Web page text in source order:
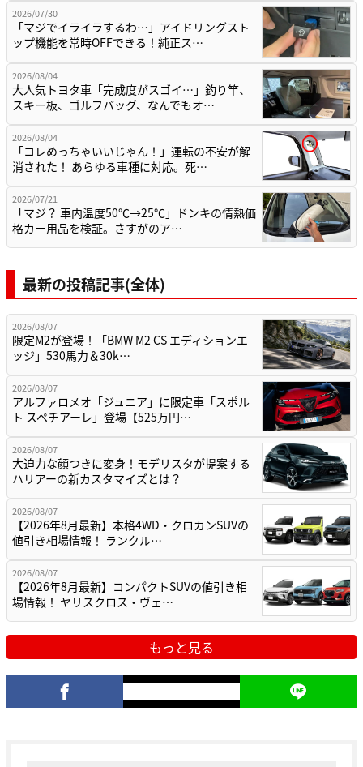
2026/07/30
「マジでイライラするわ…」アイドリングスト
ップ機能を常時OFFできる！純正ス…
2026/08/04
大人気トヨタ車「完成度がスゴイ…」釣り竿、
スキー板、ゴルフバッグ、なんでもオ…
2026/08/04
「コレめっちゃいいじゃん！」運転の不安が解
消された！ あらゆる車種に対応。死…
2026/07/21
「マジ？ 車内温度50℃→25℃」ドンキの情熱価
格カー用品を検証。さすがのア…
最新の投稿記事(全体)
2026/08/07
限定M2が登場！「BMW M2 CS エディションエ
ッジ」530馬力＆30k…
2026/08/07
アルファロメオ「ジュニア」に限定車「スポル
ト スペチアーレ」登場【525万円…
2026/08/07
大迫力な顔つきに変身！モデリスタが提案する
ハリアーの新カスタマイズとは？
2026/08/07
【2026年8月最新】本格4WD・クロカンSUVの
値引き相場情報！ ランクル…
2026/08/07
【2026年8月最新】コンパクトSUVの値引き相
場情報！ ヤリスクロス・ヴェ…
もっと見る